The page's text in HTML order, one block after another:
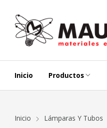
Inicio Productos
Iluminación Exterior
Inicio Lámparas Y Tubos